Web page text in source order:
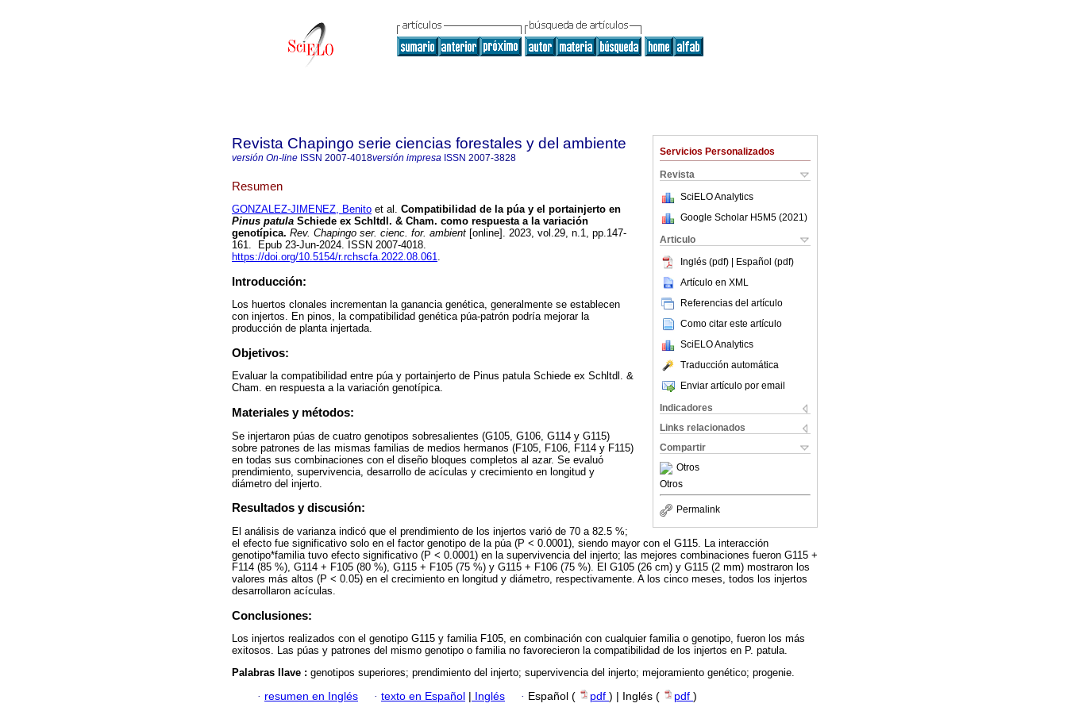
Servicios Personalizados
Revista
SciELO Analytics
Google Scholar H5M5 (2021 )
Articulo
Inglés (pdf) | Español (pdf)
Artículo en XML
Referencias del artículo
Como citar este artículo
SciELO Analytics
Traducción automática
Enviar artículo por email
Indicadores
Links relacionados
Compartir
Otros
Otros
Permalink
Revista Chapingo serie ciencias forestales y del ambiente
versión On-line ISSN 2007-4018versión impresa ISSN 2007-3828
Resumen
GONZALEZ-JIMENEZ, Benito et al. Compatibilidad de la púa y el portainjerto en
Pinus patula Schiede ex Schltdl. & Cham. como respuesta a la variación
genotípica. Rev. Chapingo ser. cienc. for. ambient [online]. 2023, vol.29, n.1, pp.147-
161. Epub 23-Jun-2024. ISSN 2007-4018.
https://doi.org/10.5154/r.rchscfa.2022.08.061.
Introducción:
Los huertos clonales incrementan la ganancia genética, generalmente se establecen
con injertos. En pinos, la compatibilidad genética púa-patrón podría mejorar la
producción de planta injertada.
Objetivos:
Evaluar la compatibilidad entre púa y portainjerto de Pinus patula Schiede ex Schltdl. &
Cham. en respuesta a la variación genotípica.
Materiales y métodos:
Se injertaron púas de cuatro genotipos sobresalientes (G105, G106, G114 y G115)
sobre patrones de las mismas familias de medios hermanos (F105, F106, F114 y F115)
en todas sus combinaciones con el diseño bloques completos al azar. Se evaluó
prendimiento, supervivencia, desarrollo de acículas y crecimiento en longitud y
diámetro del injerto.
Resultados y discusión:
El análisis de varianza indicó que el prendimiento de los injertos varió de 70 a 82.5 %;
el efecto fue significativo solo en el factor genotipo de la púa (P < 0.0001), siendo mayor con el G115. La interacción
genotipo*familia tuvo efecto significativo (P < 0.0001) en la supervivencia del injerto; las mejores combinaciones fueron G115 +
F114 (85 %), G114 + F105 (80 %), G115 + F105 (75 %) y G115 + F106 (75 %). El G105 (26 cm) y G115 (2 mm) mostraron los
valores más altos (P < 0.05) en el crecimiento en longitud y diámetro, respectivamente. A los cinco meses, todos los injertos
desarrollaron acículas.
Conclusiones:
Los injertos realizados con el genotipo G115 y familia F105, en combinación con cualquier familia o genotipo, fueron los más
exitosos. Las púas y patrones del mismo genotipo o familia no favorecieron la compatibilidad de los injertos en P. patula.
Palabras llave : genotipos superiores; prendimiento del injerto; supervivencia del injerto; mejoramiento genético; progenie.
· resumen en Inglés · texto en Español Inglés · Español ( pdf ) | Inglés ( pdf )